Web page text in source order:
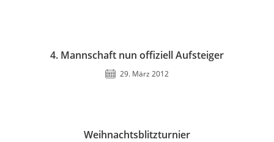
4. Mannschaft nun offiziell Aufsteiger
29. März 2012
Weihnachtsblitzturnier